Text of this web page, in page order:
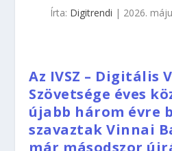
Írta: Digitrendi | 2026.
Az IVSZ – Digitális
Szövetsége éves
újabb három évre
szavaztak Vinnai
már másodszor